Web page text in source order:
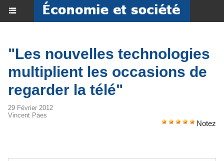
"Les nouvelles technologies
multiplient les occasions de
regarder la télé"
29 Février 2012
Vincent Paes
Notez